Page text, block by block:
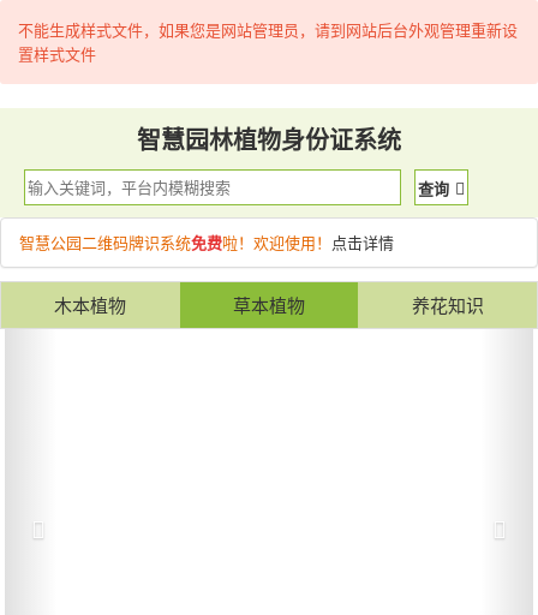
不能生成样式文件，如果您是网站管理员，请到网站后台外观管理重新设
置样式文件
智慧园林植物身份证系统
查询
智慧公园二维码牌识系统免费啦！欢迎使用！ 点击详情
木本植物 草本植物 养花知识